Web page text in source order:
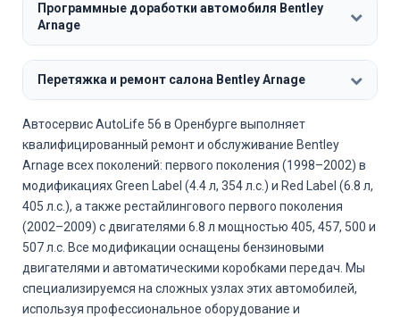
Программные доработки автомобиля Bentley
Arnage
Перетяжка и ремонт салона Bentley Arnage
Автосервис AutoLife 56 в Оренбурге выполняет
квалифицированный ремонт и обслуживание Bentley
Arnage всех поколений: первого поколения (1998–2002) в
модификациях Green Label (4.4 л, 354 л.с.) и Red Label (6.8 л,
405 л.с.), а также рестайлингового первого поколения
(2002–2009) с двигателями 6.8 л мощностью 405, 457, 500 и
507 л.с. Все модификации оснащены бензиновыми
двигателями и автоматическими коробками передач. Мы
специализируемся на сложных узлах этих автомобилей,
используя профессиональное оборудование и